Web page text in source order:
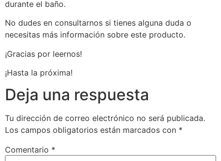
durante el baño.
No dudes en consultarnos si tienes alguna duda o
necesitas más información sobre este producto.
¡Gracias por leernos!
¡Hasta la próxima!
Deja una respuesta
Tu dirección de correo electrónico no será publicada.
Los campos obligatorios están marcados con *
Comentario *